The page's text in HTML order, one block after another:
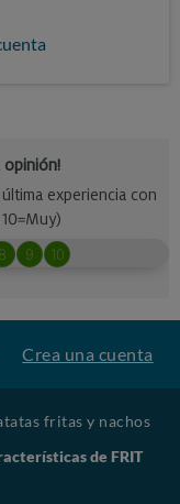
Crea una cuenta
fritas y nachos
de FRIT